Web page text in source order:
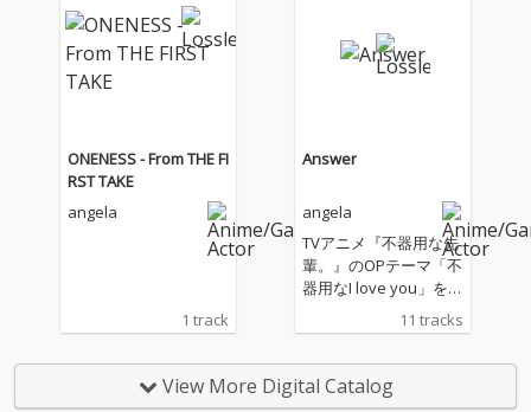
グと夏夏夏ソングをお
届け!
ONENESS - From THE FI
RST TAKE
angela
1 track
Answer
angela
TVアニメ『不器用な先
輩。』のOPテーマ「不
器用なI love you」を含
む新録５曲に加え、レ
ーベルメイトである蒼
「晴れのちハレル
ヤ！」、大人気曲のカ
11 tracks
View More Digital Catalog